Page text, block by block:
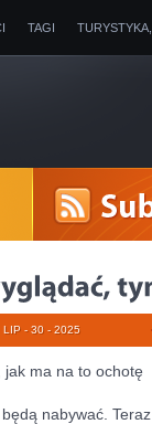
TAGI
LIP - 30 - 2025
ma na to ochotę
nabywać.